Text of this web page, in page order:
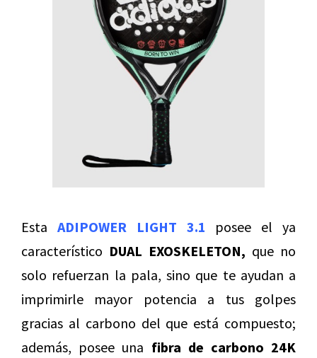
Esta ADIPOWER LIGHT 3.1 posee el ya
característico DUAL EXOSKELETON, que no
solo refuerzan la pala, sino que te ayudan a
imprimirle mayor potencia a tus golpes
gracias al carbono del que está compuesto;
además, posee una fibra de carbono 24K